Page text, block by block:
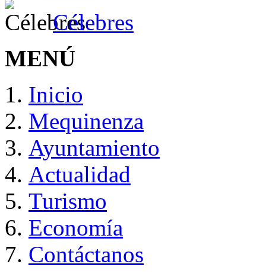
Célebres
MENÚ
Inicio
Mequinenza
Ayuntamiento
Actualidad
Turismo
Economía
Contáctanos